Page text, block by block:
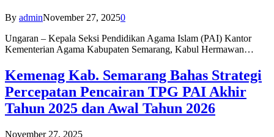
By adminNovember 27, 20250
Ungaran – Kepala Seksi Pendidikan Agama Islam (PAI) Kantor
Kementerian Agama Kabupaten Semarang, Kabul Hermawan…
Kemenag Kab. Semarang Bahas Strategi
Percepatan Pencairan TPG PAI Akhir
Tahun 2025 dan Awal Tahun 2026
November 27, 2025